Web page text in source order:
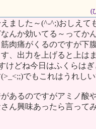
(
ました～(^-^;)おしえて
んか効いてる～って
肉痛がくるのですが下
、出力を上げると上は
けどね今日はふくらは
でもこれはうれし
あるのですがアミノ酸
ん興味あったら言って